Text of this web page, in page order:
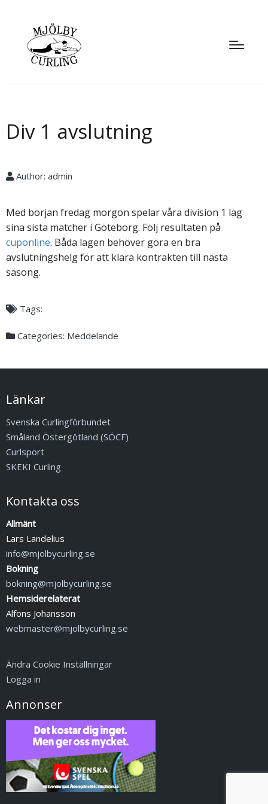
Div 1 avslutning
Author: admin
Med början fredag morgon spelar våra division 1 lag
sina sista matcher i Göteborg. Följ resultaten på
cuponline. Båda lagen behöver göra en bra
avslutningshelg för att klara kontrakten till nästa
säsong.
Tags:
Categories: Meddelande
Länkar
Svenska Curlingförbundet
Småland Östergötland (SÖCF)
Curlsport
SKEKI Curling
Kontakta oss
Allmänt
Lars Landelius
info@mjolbycurling.se
Bokning
bokning@mjolbycurling.se
Hemsiderelaterat
Alfons Johansson
webmaster@mjolbycurling.se
Ändra Cookie Inställningar
Logga in
Annonser